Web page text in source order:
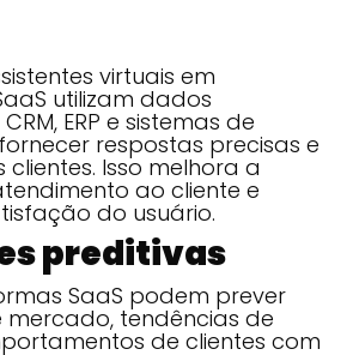
virtuais em
utilizam dados
ERP e sistemas de
respostas precisas e
clientes. Isso melhora a
ao cliente e
do usuário.
preditivas
SaaS podem prever
tendências de
de clientes com